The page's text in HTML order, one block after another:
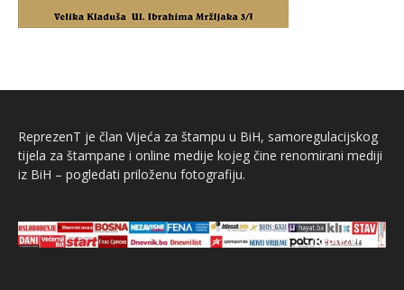
ReprezenT je član Vijeća za štampu u BiH, samoregulacijskog
tijela za štampane i online medije kojeg čine renomirani mediji
iz BiH – pogledati priloženu fotografiju.